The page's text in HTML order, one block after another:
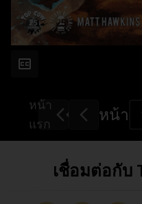
หน้า
แรก
หน้า
เชื่อมต่อกับ